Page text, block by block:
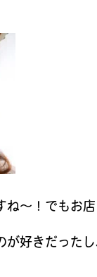
〜！でもお
が好きだった